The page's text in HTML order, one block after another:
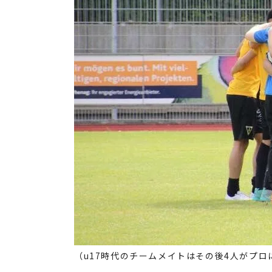
（u17時代のチームメイトはその後4人がプロ